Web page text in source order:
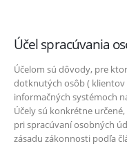
Účel spracúvania
Účelom sú dôvody, pre
dotknutých osôb ( klientov
informačných systémoch
Účely sú konkrétne
pri spracúvaní osobných
zásadu zákonnosti podľa